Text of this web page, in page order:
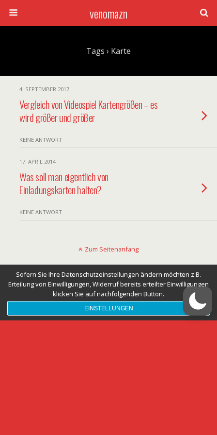
venomazn
Tags › Karte
4. SEPTEMBER 2017
Vergleich von Videospiel Kartengrößen – es
wird größer und größer
KEINE ANTWORT
17. APRIL 2014
Was soll man eigentlich von
Einladungskarten halten?
KEINE ANTWORT
Zum Seitenanfang
Mobil Desktop
Sofern Sie Ihre Datenschutzeinstellungen ändern möchten z.B.
Erteilung von Einwilligungen, Widerruf bereits erteilter Einwilligungen
klicken Sie auf nachfolgenden Button.
EINSTELLUNGEN